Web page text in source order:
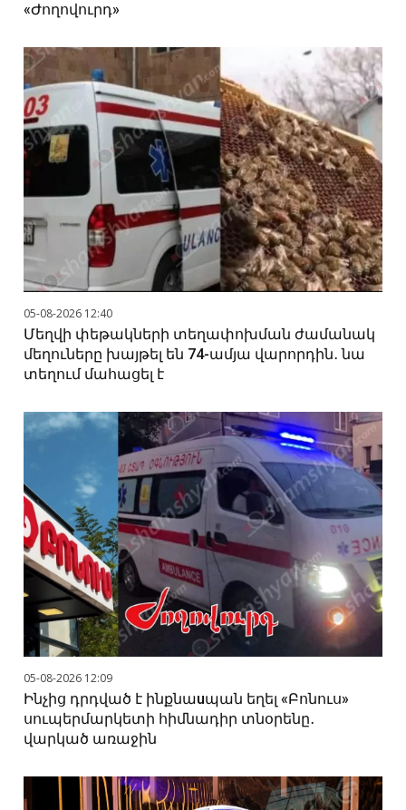
«Ժողովուրդ»
05-08-2026 12:40
Մեղվի փեթակների տեղափոխման ժամանակ
մեղուները խայթել են 74-ամյա վարորդին․ նա
տեղում մահացել է
05-08-2026 12:09
Ինչից դրդված է ինքնաuպան եղել «Բոնուս»
սուպերմարկետի հիմնադիր տնօրենը․
վարկած առաջին